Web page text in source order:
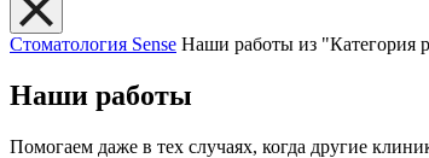
Стоматология Sense Наши работы из "Категория
Наши работы
Помогаем даже в тех случаях, когда другие